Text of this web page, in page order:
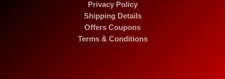
Privacy Policy
Shipping Details
Offers Coupons
Terms & Conditions